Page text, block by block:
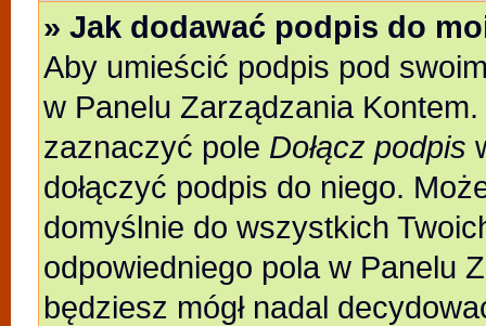
» Jak dodawać podpis do
Aby umieścić podpis pod
w Panelu Zarządzania
zaznaczyć pole Dołącz podpis
dołączyć podpis do niego.
domyślnie do wszystkich
odpowiedniego pola w Panelu
będziesz mógł nadal